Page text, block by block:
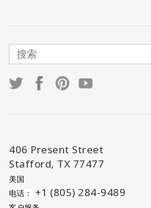
406 Present Street
Stafford, TX 77477
美国
电话：
+1 (805) 284-9489